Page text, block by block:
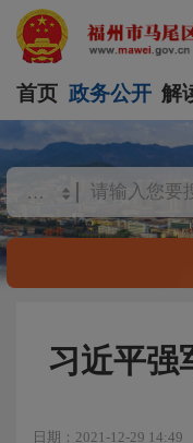
首页 政务公开 解
习近平强
日期：2021-12-29 14:49